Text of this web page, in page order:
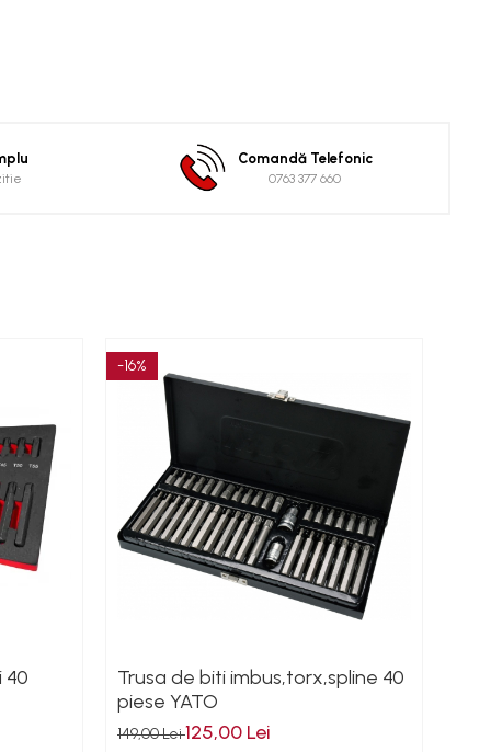
Comandă Telefonic
0763 377 660
40
-16%
Trusa de biti imbus,torx,spline 40
piese YATO
149,00 Lei125,00 Lei